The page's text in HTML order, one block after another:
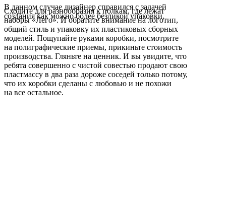
В данном случае дизайнер справился с задачей
создания как можно более безликой упаковки.
Сходите для разнообразия к полкам, где лежат
наборы «Лего». И обратите внимание на логотип,
общий стиль и упаковку их пластиковых сборных
моделей. Пощупайте руками коробки, посмотрите
на полиграфические приемы, прикиньте стоимость
производства. Гляньте на ценник. И вы увидите, что
ребята совершенно с чистой совестью продают свою
пластмассу в два раза дороже соседей только потому,
что их коробки сделаны с любовью и не похожи
на все остальное.